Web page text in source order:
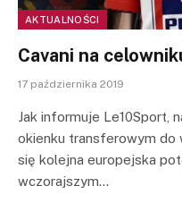
AKTUALNOŚCI
Cavani na
17 października 2019
Jak informuje Le10Sport,
okienku transferowym do
się kolejna europejska
wczorajszym…